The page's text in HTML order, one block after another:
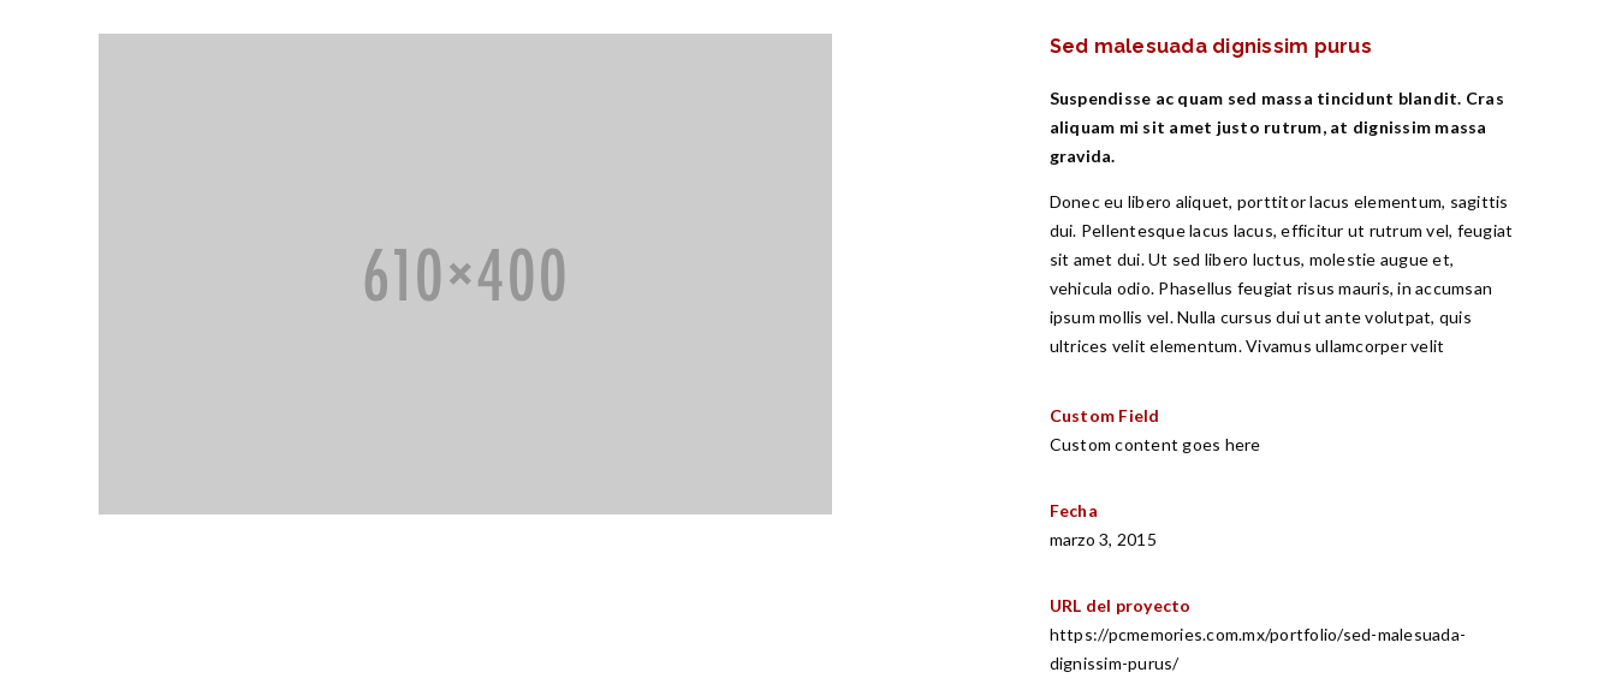
Sed malesuada dignissim purus
Suspendisse ac quam sed massa tincidunt blandit. Cras
aliquam mi sit amet justo rutrum, at dignissim massa
gravida.
Donec eu libero aliquet, porttitor lacus elementum, sagittis
dui. Pellentesque lacus lacus, efficitur ut rutrum vel, feugiat
sit amet dui. Ut sed libero luctus, molestie augue et,
vehicula odio. Phasellus feugiat risus mauris, in accumsan
ipsum mollis vel. Nulla cursus dui ut ante volutpat, quis
ultrices velit elementum. Vivamus ullamcorper velit
Custom Field
Custom content goes here
Fecha
marzo 3, 2015
URL del proyecto
https://pcmemories.com.mx/portfolio/sed-malesuada-
dignissim-purus/